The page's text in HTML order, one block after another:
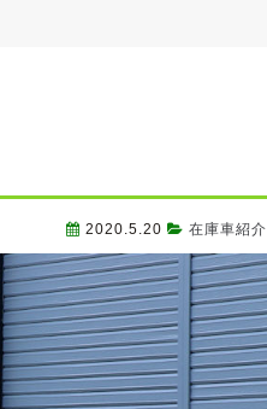
2020.5.20 在庫車紹介